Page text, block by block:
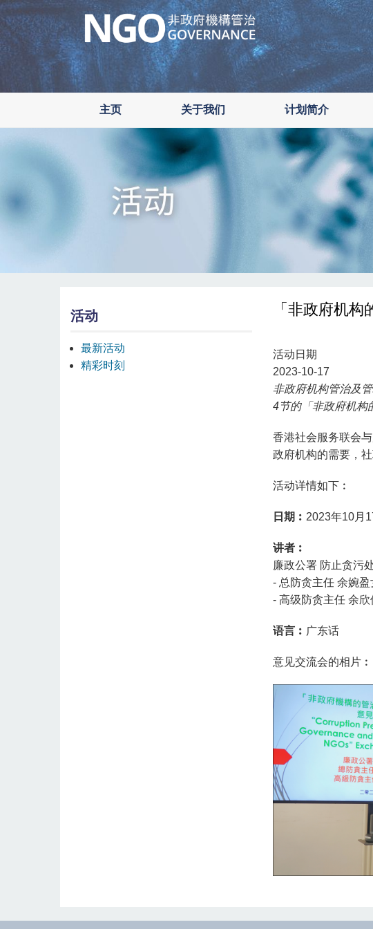
Skip
to
main
主页 关于我们 计划简介
活动
最新活动
精彩时刻
「非政府机
活动日期
2023-10-17
非政府机构管治及
4节的「非政府机构
香港社会服务联会
政府机构的需要，
活动详情如下︰
日期︰ 2023年10月
讲者︰
廉政公署 防止贪污
- 总防贪主任 余婉盈
- 高级防贪主任 余欣
语言︰ 广东话
意见交流会的相片︰